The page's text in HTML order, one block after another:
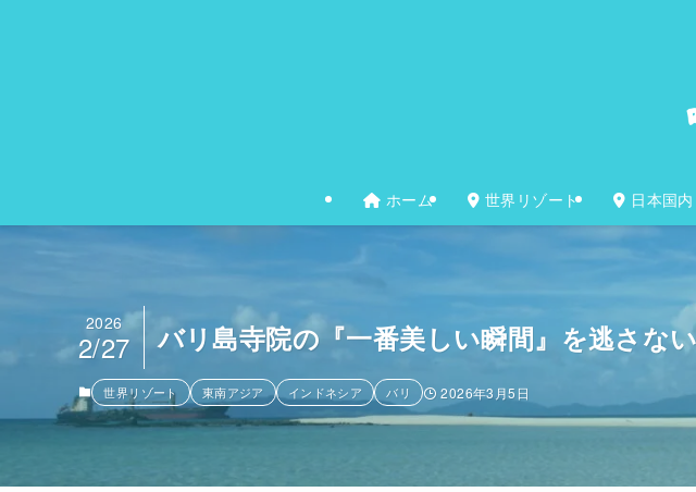
ホーム 世界リゾート 日本国
バリ島寺院の『一番美しい瞬間』を逃さな
2026
2/27
世界リゾート 東南アジア インドネシア バリ 2026年3月5日